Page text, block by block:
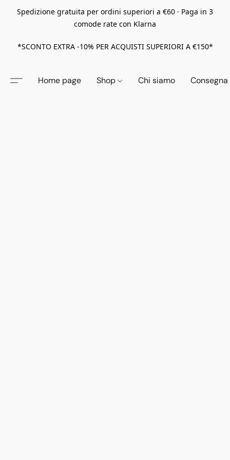
Spedizione gratuita per ordini superiori a €60 · Paga in 3
comode rate con Klarna
*SCONTO EXTRA -10% PER ACQUISTI SUPERIORI A €150*
Home page Shop Chi siamo Consegna